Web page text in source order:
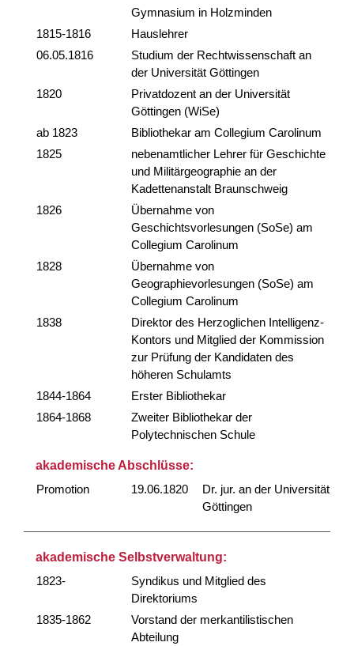
Gymnasium in Holzminden
1815-1816
Hauslehrer
06.05.1816
Studium der Rechtwissenschaft an
der Universität Göttingen
1820
Privatdozent an der Universität
Göttingen (WiSe)
ab 1823
Bibliothekar am Collegium Carolinum
1825
nebenamtlicher Lehrer für Geschichte
und Militärgeographie an der
Kadettenanstalt Braunschweig
1826
Übernahme von
Geschichtsvorlesungen (SoSe) am
Collegium Carolinum
1828
Übernahme von
Geographievorlesungen (SoSe) am
Collegium Carolinum
1838
Direktor des Herzoglichen Intelligenz-
Kontors und Mitglied der Kommission
zur Prüfung der Kandidaten des
höheren Schulamts
1844-1864
Erster Bibliothekar
1864-1868
Zweiter Bibliothekar der
Polytechnischen Schule
akademische Abschlüsse:
Promotion
19.06.1820
Dr. jur. an der Universität
Göttingen
akademische Selbstverwaltung:
1823-
Syndikus und Mitglied des
Direktoriums
1835-1862
Vorstand der merkantilistischen
Abteilung